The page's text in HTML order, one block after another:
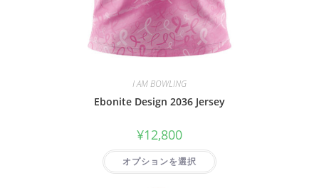
I AM BOWLING
Ebonite Design 2036 Jersey
¥12,800
オプションを選択